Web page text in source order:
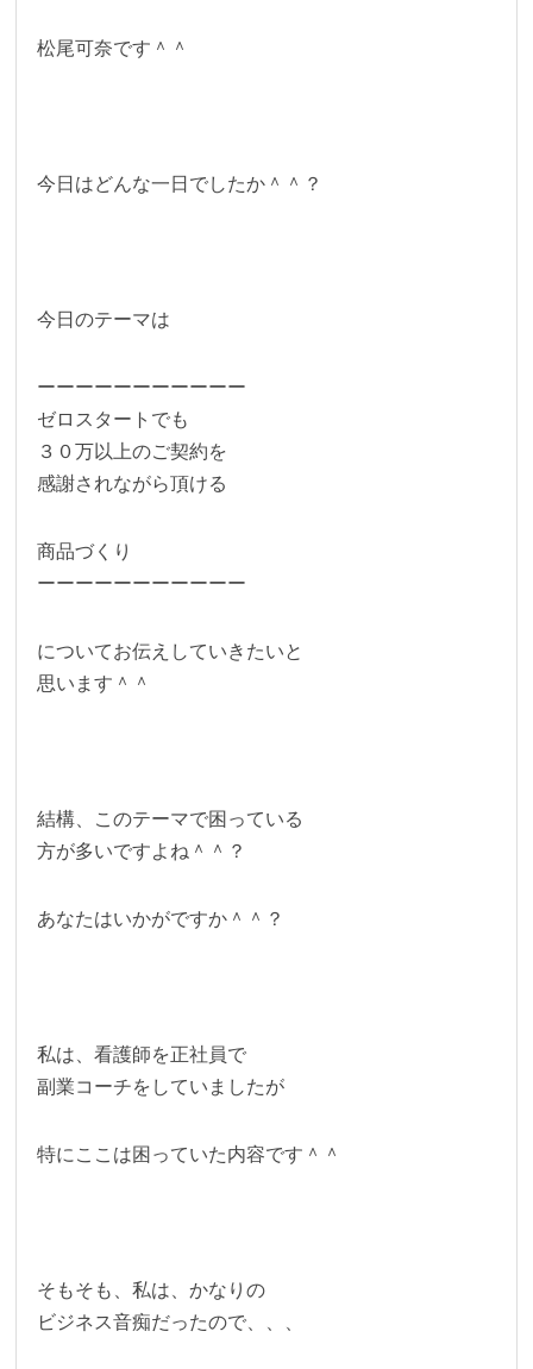
松尾可奈です＾＾
今日はどんな一日でしたか＾＾？
今日のテーマは
ーーーーーーーーーーー
ゼロスタートでも
３０万以上のご契約を
感謝されながら頂ける
商品づくり
ーーーーーーーーーーー
についてお伝えしていきたいと
思います＾＾
結構、このテーマで困っている
方が多いですよね＾＾？
あなたはいかがですか＾＾？
私は、看護師を正社員で
副業コーチをしていましたが
特にここは困っていた内容です＾＾
そもそも、私は、かなりの
ビジネス音痴だったので、、、